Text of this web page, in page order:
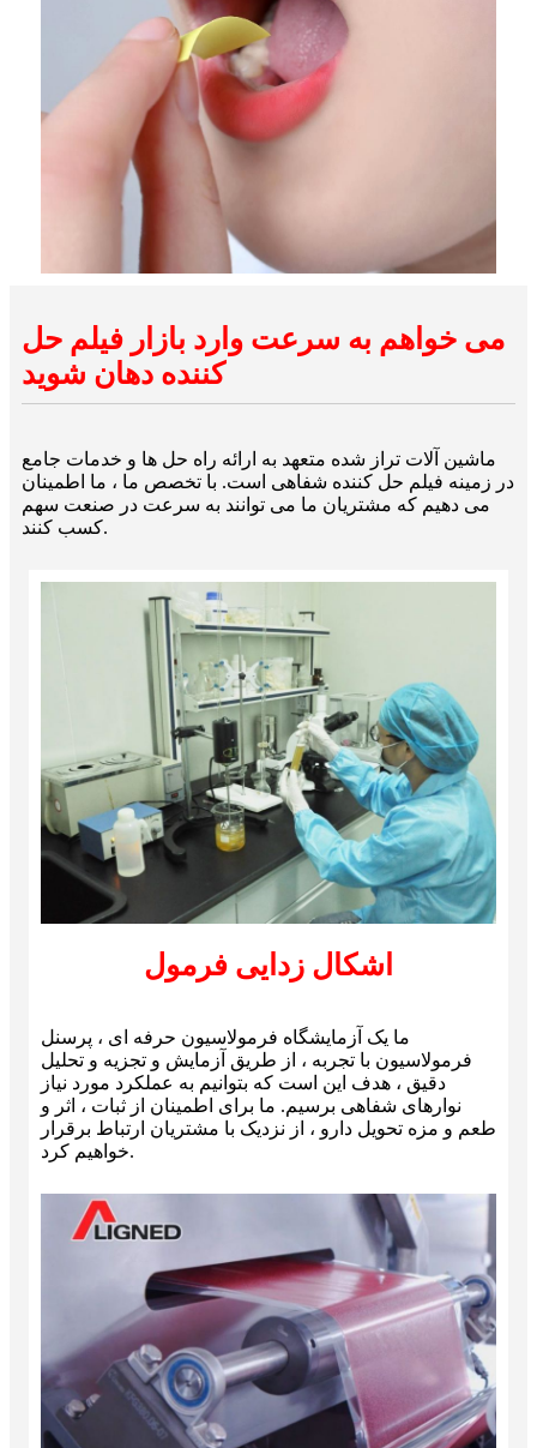
می خواهم به سرعت وارد بازار فیلم حل
کننده دهان شوید
ماشین آلات تراز شده متعهد به ارائه راه حل ها و خدمات جامع
در زمینه فیلم حل کننده شفاهی است. با تخصص ما ، ما اطمینان
می دهیم که مشتریان ما می توانند به سرعت در صنعت سهم
کسب کنند.
اشکال زدایی فرمول
ما یک آزمایشگاه فرمولاسیون حرفه ای ، پرسنل
فرمولاسیون با تجربه ، از طریق آزمایش و تجزیه و تحلیل
دقیق ، هدف این است که بتوانیم به عملکرد مورد نیاز
نوارهای شفاهی برسیم. ما برای اطمینان از ثبات ، اثر و
طعم و مزه تحویل دارو ، از نزدیک با مشتریان ارتباط برقرار
خواهیم کرد.